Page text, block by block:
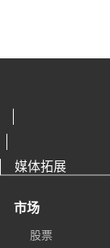
媒体拓展
市场
股票